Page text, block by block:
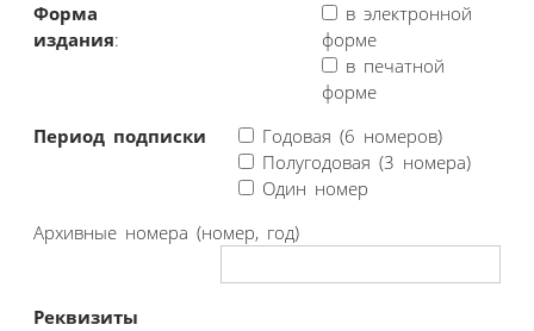
Форма
издания:
в электронной
форме
в печатной
форме
Период подписки
Годовая (6 номеров)
Полугодовая (3 номера)
Один номер
Архивные номера (номер, год)
Реквизиты